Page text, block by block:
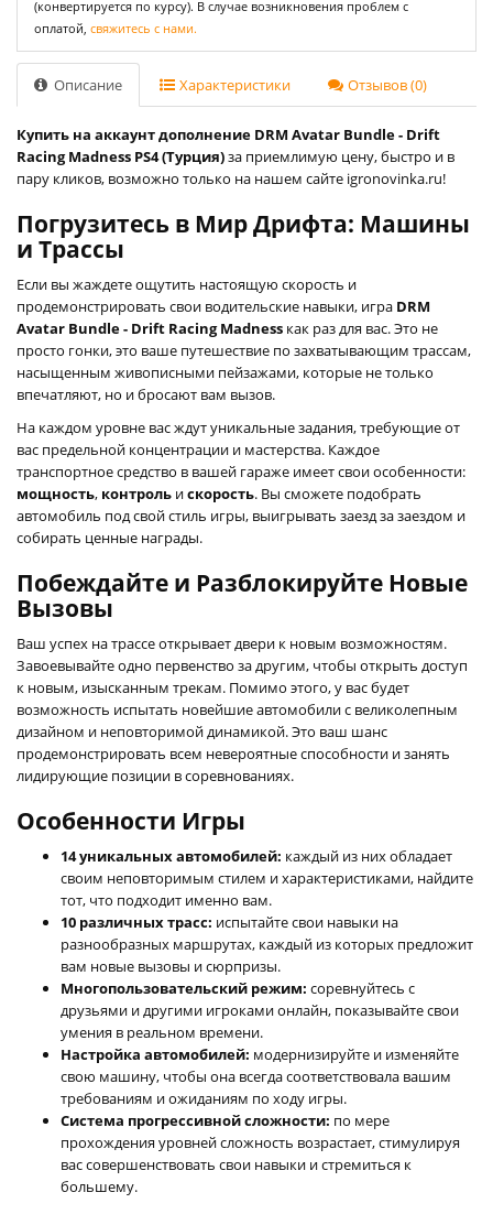
(конвертируется по курсу). В случае возникновения проблем с
оплатой, свяжитесь с нами.
Описание Характеристики Отзывов (0)
Купить на аккаунт дополнение DRM Avatar Bundle - Drift
Racing Madness PS4 (Турция)за приемлимую цену, быстро и в
пару кликов, возможно только на нашем сайте igronovinka.ru!
Погрузитесь в Мир Дрифта: Машины
и Трассы
Если вы жаждете ощутить настоящую скорость и
продемонстрировать свои водительские навыки, игра DRM
Avatar Bundle - Drift Racing Madness как раз для вас. Это не
просто гонки, это ваше путешествие по захватывающим трассам,
насыщенным живописными пейзажами, которые не только
впечатляют, но и бросают вам вызов.
На каждом уровне вас ждут уникальные задания, требующие от
вас предельной концентрации и мастерства. Каждое
транспортное средство в вашей гараже имеет свои особенности:
мощность, контроль искорость. Вы сможете подобрать
автомобиль под свой стиль игры, выигрывать заезд за заездом и
собирать ценные награды.
Побеждайте и Разблокируйте Новые
Вызовы
Ваш успех на трассе открывает двери к новым возможностям.
Завоевывайте одно первенство за другим, чтобы открыть доступ
к новым, изысканным трекам. Помимо этого, у вас будет
возможность испытать новейшие автомобили с великолепным
дизайном и неповторимой динамикой. Это ваш шанс
продемонстрировать всем невероятные способности и занять
лидирующие позиции в соревнованиях.
Особенности Игры
14 уникальных автомобилей: каждый из них обладает
своим неповторимым стилем и характеристиками, найдите
тот, что подходит именно вам.
10 различных трасс: испытайте свои навыки на
разнообразных маршрутах, каждый из которых предложит
вам новые вызовы и сюрпризы.
Многопользовательский режим: соревнуйтесь с
друзьями и другими игроками онлайн, показывайте свои
умения в реальном времени.
Настройка автомобилей: модернизируйте и изменяйте
свою машину, чтобы она всегда соответствовала вашим
требованиям и ожиданиям по ходу игры.
Система прогрессивной сложности: по мере
прохождения уровней сложность возрастает, стимулируя
вас совершенствовать свои навыки и стремиться к
большему.